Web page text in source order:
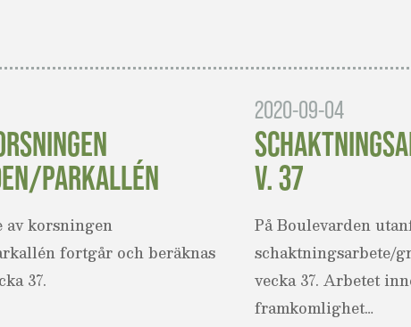
PARKALLÉN
korsningen
fortgår och beräknas
37.
2020-09-04
V. 37
På Boulevarden
schaktningsarbete/
vecka 37. Arbetet
framkomlighet…